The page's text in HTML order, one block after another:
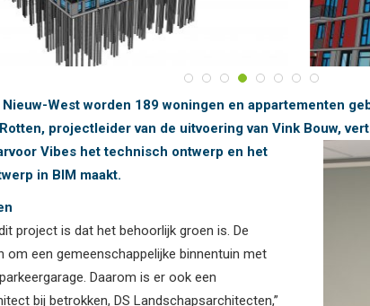
West worden 189 woningen en appartementen
projectleider van de uitvoering van Vink Bouw,
Vibes het technisch ontwerp en het
in BIM maakt.
project is dat het behoorlijk groen is. De
om een gemeenschappelijke binnentuin met
Daarom is er ook een
bij betrokken, DS Landschapsarchitecten,”